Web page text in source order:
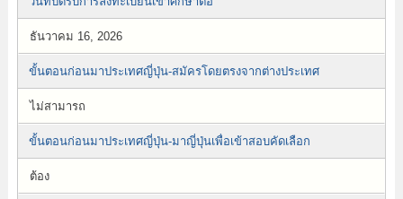
ธันวาคม 16, 2026
ขั้นตอนก่อนมาประเทศญี่ปุ่น-สมัครโดยตรงจากต่างประเทศ
ไม่สามารถ
ขั้นตอนก่อนมาประเทศญี่ปุ่น-มาญี่ปุ่นเพื่อเข้าสอบคัดเลือก
ต้อง